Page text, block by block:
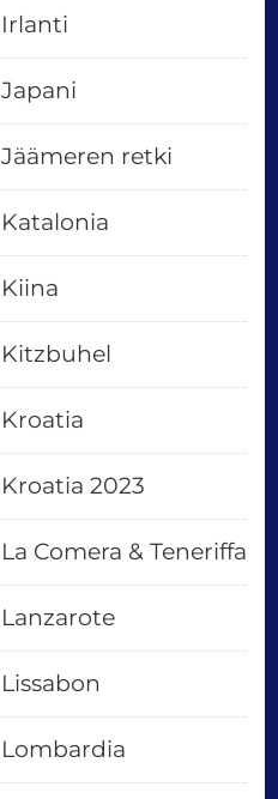
Irlanti
Japani
Jäämeren retki
Katalonia
Kiina
Kitzbuhel
Kroatia
Kroatia 2023
La Comera & Teneriffa
Lanzarote
Lissabon
Lombardia